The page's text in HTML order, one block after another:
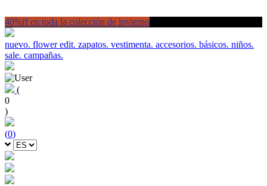
40%ff en toda la colección de invierno
nuevo. flower edit. zapatos. vestimenta. accesorios. básicos. niños.
sale. campañas.
(
0
)
(0)